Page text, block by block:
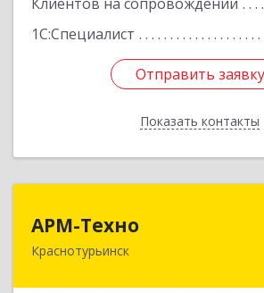
1С:Специалист
Отправить заявку
Показать контакты
Отправить заявку
Назад
АРМ-Техно
Краснотурьинск
624447, Свердловская обл,